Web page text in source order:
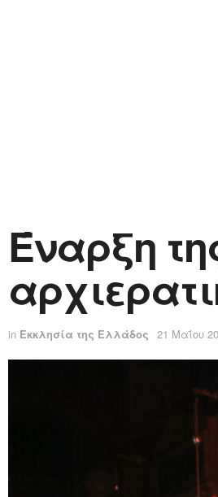
Έναρξη
in Εκκλησία της Ελλάδος 21 Μαΐου